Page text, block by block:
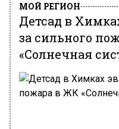
МОЙ РЕГИОН
Детсад в
за сильного
«Солнечная